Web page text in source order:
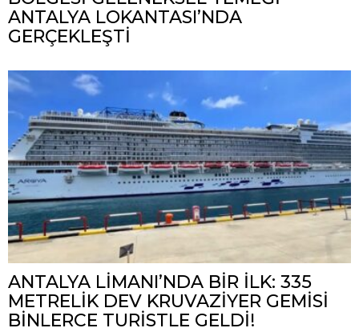
ANTALYA LOKANTASI’NDA
GERÇEKLEŞTİ
ANTALYA LİMANI’NDA BİR İLK: 335
METRELİK DEV KRUVAZİYER GEMİSİ
BİNLERCE TURİSTLE GELDİ!